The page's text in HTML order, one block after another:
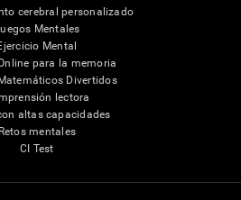
cerebral personalizado
Mentales
Mental
para la memoria
Divertidos
lectora
altas capacidades
Retos mentales
CI Test